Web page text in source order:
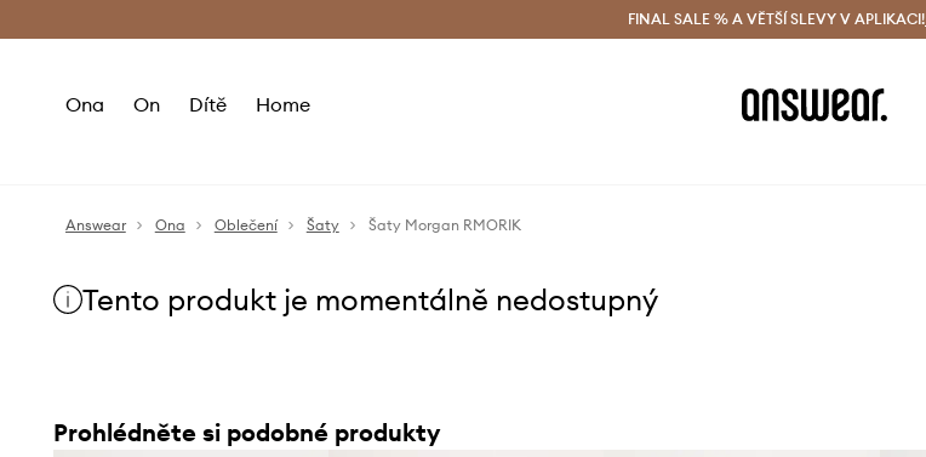
Doručení a vrácení zdarma (od 1800 Kč) Doručení i do 24 h
FINAL SALE % A VĚTŠÍ SLEVY V APLIKACI!
Ona On Dítě Home
Answear Ona Oblečení Šaty Šaty Morgan RMORIK
Tento produkt je momentálně nedostupný
Prohlédněte si podobné produkty